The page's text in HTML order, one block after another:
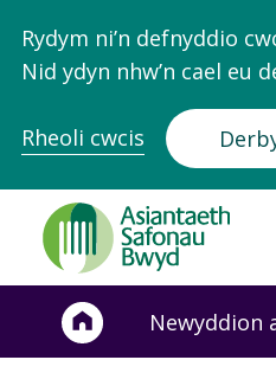
Rydym ni’n defnyddio
Nid ydyn nhw’n cael eu
Rheoli cwcis
Food
Standards
Agency
Frontpage
Newyddion